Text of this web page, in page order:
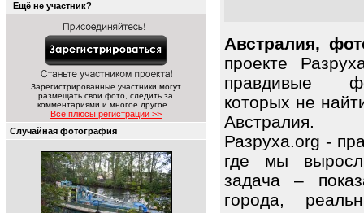
Ещё не участник?
Зарегистрированные участники могут
размещать свои фото, следить за
комментариями и многое другое...
Все плюсы регистрации >>
Случайная фотография
Австралия,
проекте
правдивые
которых не
Австралия.
Разруха.org -
где мы
задача –
города,